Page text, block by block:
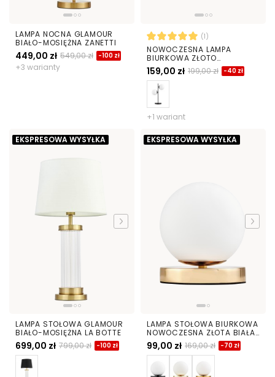
LAMPA NOCNA GLAMOUR
BIAŁO-MOSIĘŻNA ZANETTI
449,00 zł 549,00 zł -100 zł
+3 warianty
(1)
NOWOCZESNA LAMPA
BIURKOWA ZŁOTO
KLASYCZNE TESO W2
159,00 zł 199,00 zł -40 zł
+1 wariant
EKSPRESOWA WYSYŁKA
LAMPA STOŁOWA GLAMOUR
BIAŁO-MOSIĘŻNA LA BOTTE
699,00 zł 799,00 zł -100 zł
EKSPRESOWA WYSYŁKA
LAMPA STOŁOWA BIURKOWA
NOWOCZESNA ZŁOTA BIAŁA
KULA FREDICA W1
99,00 zł 169,00 zł -70 zł